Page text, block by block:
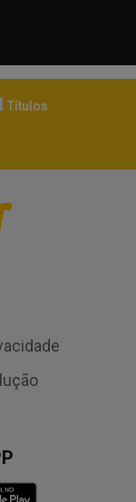
Títulos